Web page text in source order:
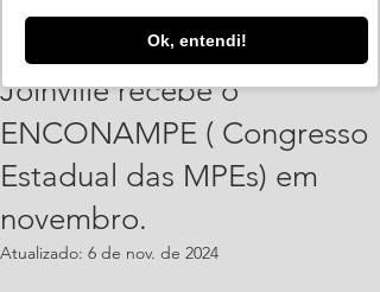
Ok, entendi!
Joinville recebe o
ENCONAMPE ( Congresso
Estadual das MPEs) em
novembro.
Vinicius Leonardo
Atualizado: 6 de nov. de 2024